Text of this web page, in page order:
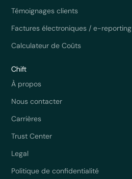
Témoignages clients
Factures électroniques / e-reporting
Calculateur de Coûts
Chift
À propos
Nous contacter
Carrières
Trust Center
Legal
Politique de confidentialité